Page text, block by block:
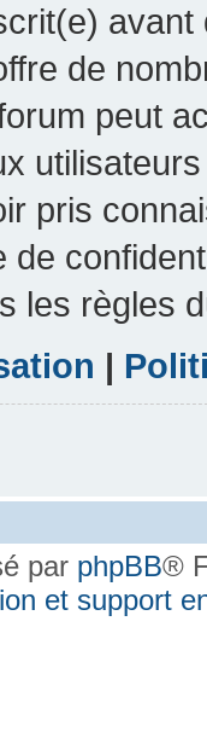
avant
de
peut
pris
de
les règles
|
par phpBB®
et support